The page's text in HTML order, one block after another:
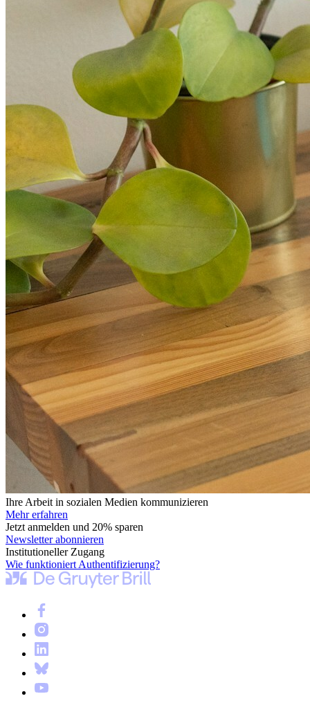
Ihre Arbeit in sozialen Medien kommunizieren
Mehr erfahren
Jetzt anmelden und 20% sparen
Newsletter abonnieren
Institutioneller Zugang
Wie funktioniert Authentifizierung?